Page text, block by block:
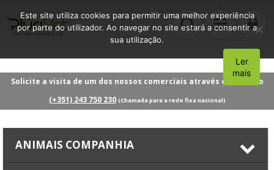
Solicite a visita de um dos nossos comerciais através do número
(+351) 243 750 230 (Chamada para a rede fixa nacional)
ANIMAIS COMPANHIA
Este site utiliza cookies para permitir uma melhor experiência
por parte do utilizador. Ao navegar no site estará a consentir a
sua utilização.
Aceito
Ler
mais